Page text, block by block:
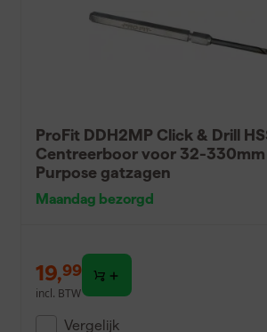
ProFit DDH2MP Click & Drill
Centreerboor voor 32-
Purpose gatzagen
Maandag bezorgd
19,99
incl. BTW
Vergelijk